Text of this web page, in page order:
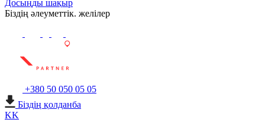
Досыңды шақыр
Біздің әлеуметтік. желілер
+380 50 050 05 05
Біздің қолданба
KK